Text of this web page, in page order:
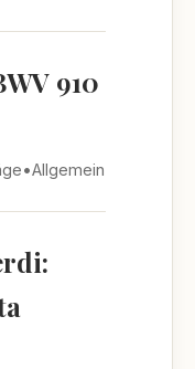
910
•Allgemein